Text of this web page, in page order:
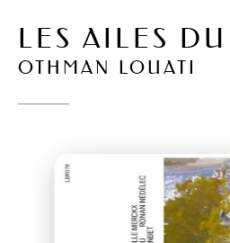
LES AILES
OTHMAN LOUATI